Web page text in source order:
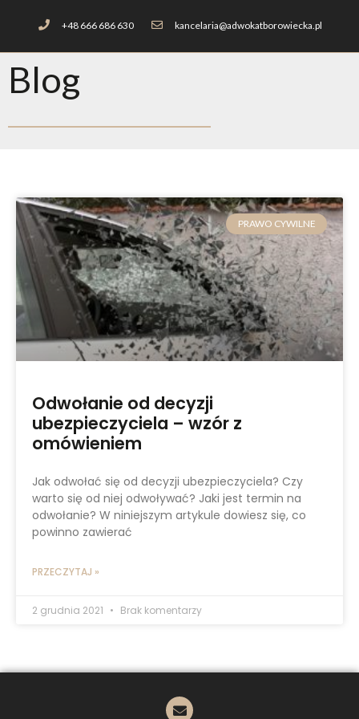
+48 666 686 630 kancelaria@adwokatborowiecka.pl
Blog
PRAWO CYWILNE
Odwołanie od decyzji
ubezpieczyciela – wzór z
omówieniem
Jak odwołać się od decyzji ubezpieczyciela? Czy
warto się od niej odwoływać? Jaki jest termin na
odwołanie? W niniejszym artykule dowiesz się, co
powinno zawierać
PRZECZYTAJ »
2 grudnia 2021 Brak komentarzy